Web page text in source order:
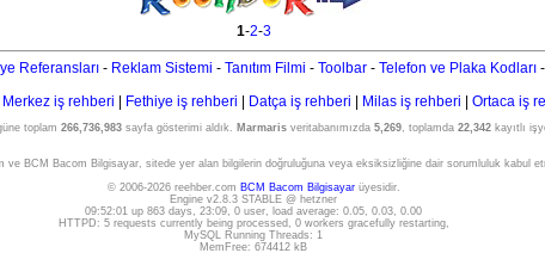
1-2-3
Referansları - Reklam Sistemi - Tanıtım Filmi - Toolbar - Telefon ve Plaka Kodları -
Merkez iş rehberi Fethiye iş rehberi Datça iş rehberi Milas iş rehberi Ortaca iş
toplam 266,736,983sayfa gösterimi aldık. Marmarisveritabanımızda 5,269, toplamda 22,342kayıtlı
ve BCM Bacom Bilgisayar, sitede yer alan bilgilerin doğruluğuna veya eksiksizliğine dair sorumluluk kabul
© 2006-2026 reehber.com BCM Bacom Bilgisayarüyesidir.
Engine v2.8.3 STABLE @ hetzner
09:52:01 up 863 days, 23:09, 0 user, load average: 0.05, 0.03, 0.00
HTTPD: 5 requests currently being processed, 0 workers gracefully restarting,
MySQL Running Threads: 1
MemFree: 674412 kB